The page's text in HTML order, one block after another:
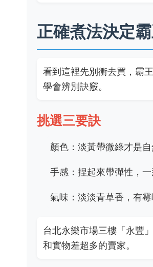
正確煮法決定
看到這裡先別衝去買，霸
學會辨別訣竅。
挑選三要訣
顏色：淡黃帶微綠才是
手感：捏起來帶彈性，
氣味：淡淡青草香，有
台北永樂市場三樓「永豐
和實物差超多的賣家。